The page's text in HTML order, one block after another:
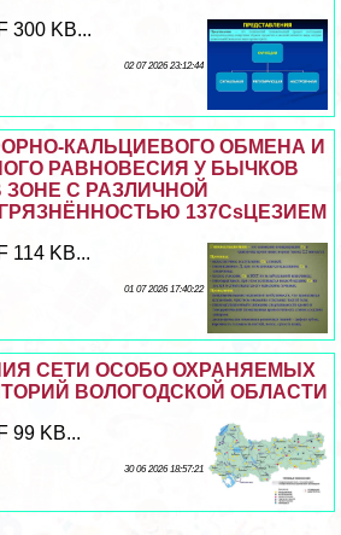
300 KB...
02 07 2026 23:12:44
КАЛЬЦИЕВОГО ОБМЕНА И
РАВНОВЕСИЯ У БЫЧКОВ
С РАЗЛИЧНОЙ
137CsЦЕЗИЕМ
114 KB...
01 07 2026 17:40:22
СЕТИ ОСОБО ОХРАНЯЕМЫХ
ВОЛОГОДСКОЙ ОБЛАСТИ
99 KB...
30 06 2026 18:57:21